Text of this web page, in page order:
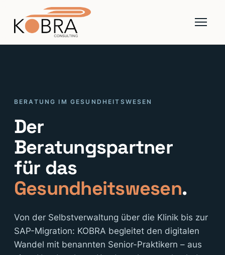
BERATUNG IM GESUNDHEITSWESEN
Der
Beratungspartner
für das
Gesundheitswesen.
Von der Selbstverwaltung über die Klinik bis zur
SAP-Migration: KOBRA begleitet den digitalen
Wandel mit benannten Senior-Praktikern – aus